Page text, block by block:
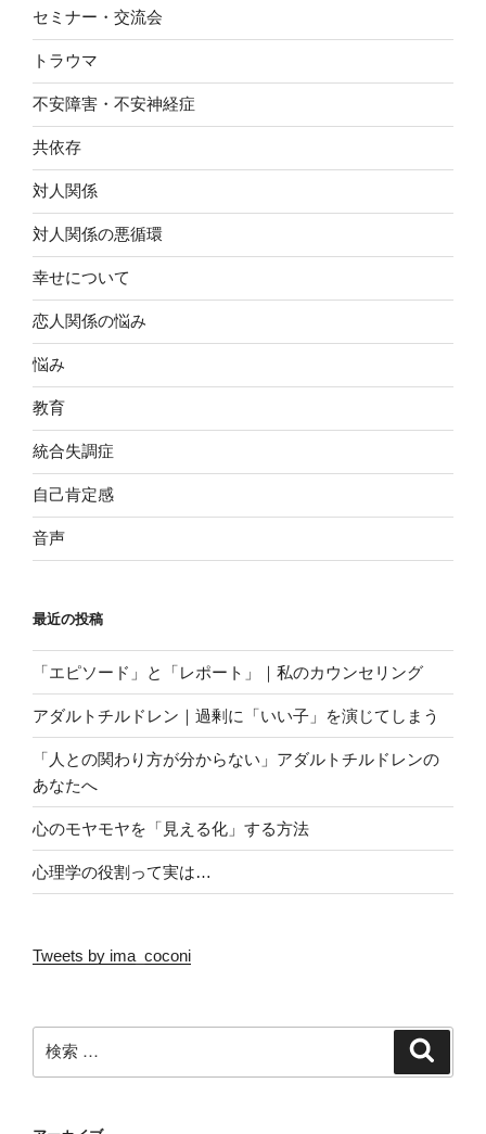
セミナー・交流会
トラウマ
不安障害・不安神経症
共依存
対人関係
対人関係の悪循環
幸せについて
恋人関係の悩み
悩み
教育
統合失調症
自己肯定感
音声
最近の投稿
「エピソード」と「レポート」｜私のカウンセリング
アダルトチルドレン｜過剰に「いい子」を演じてしまう
「人との関わり方が分からない」アダルトチルドレンの
あなたへ
心のモヤモヤを「見える化」する方法
心理学の役割って実は…
Tweets by ima_coconi
検
索: